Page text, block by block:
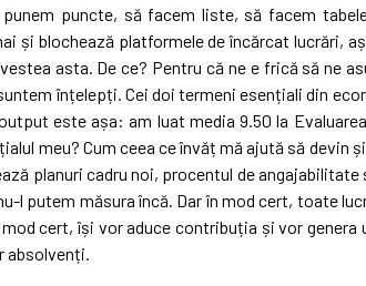
puncte, să facem liste, să facem
și blochează platformele de încărcat lucrări,
asta. De ce? Pentru că ne e frică să ne
înțelepți. Cei doi termeni esențiali din
este așa: am luat media 9.50 la
meu? Cum ceea ce învăț mă ajută să devin
planuri cadru noi, procentul de angajabilitate
l putem măsura încă. Dar în mod cert, toate
cert, își vor aduce contribuția și vor genera
absolvenți.